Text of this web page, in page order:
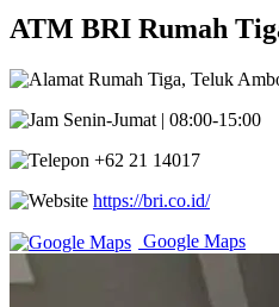
ATM BRI Rumah
Rumah Tiga, Teluk
Senin-Jumat | 08:00-15:00
+62 21 14017
https://bri.co.id/
Google Maps